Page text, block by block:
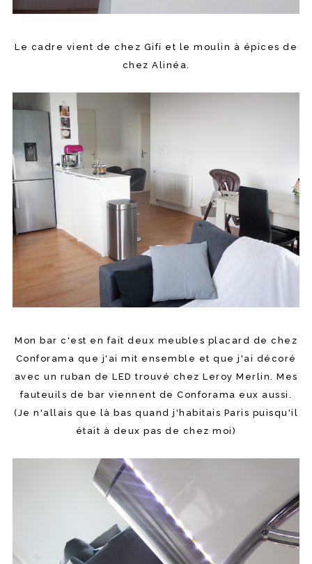
Le cadre vient de chez Gifi et le moulin à épices de
chez Alinéa.
Mon bar c'est en fait deux meubles placard de chez
Conforama que j'ai mit ensemble et que j'ai décoré
avec un ruban de LED trouvé chez Leroy Merlin. Mes
fauteuils de bar viennent de Conforama eux aussi.
(Je n'allais que là bas quand j'habitais Paris puisqu'il
était à deux pas de chez moi)